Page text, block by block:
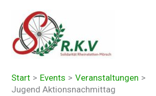
springen
Start Events
Veranstaltungen
Jugend Aktionsnachmittag